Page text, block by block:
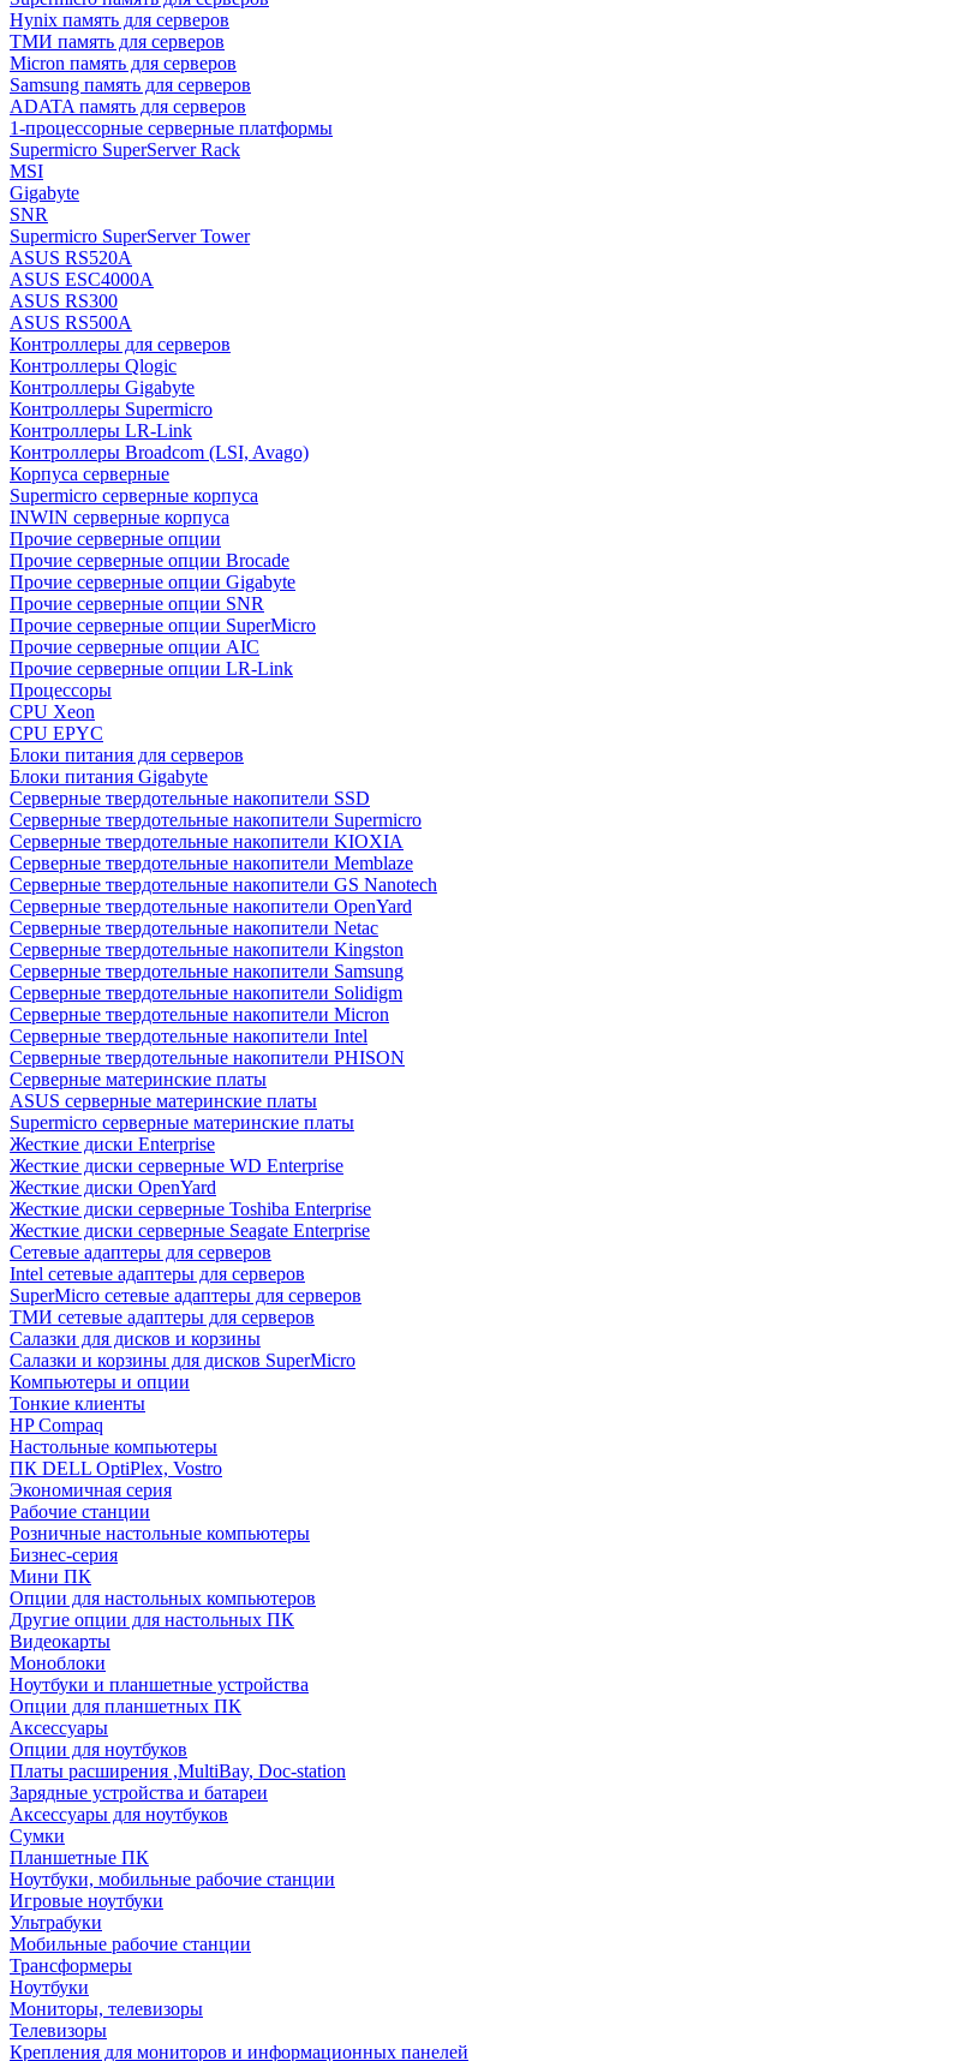
Hynix память для серверов
ТМИ память для серверов
Micron память для серверов
Samsung память для серверов
ADATA память для серверов
1-процессорные серверные платформы
Supermicro SuperServer Rack
MSI
Gigabyte
SNR
Supermicro SuperServer Tower
ASUS RS520A
ASUS ESC4000A
ASUS RS300
ASUS RS500A
Контроллеры для серверов
Контроллеры Qlogic
Контроллеры Gigabyte
Контроллеры Supermicro
Контроллеры LR-Link
Контроллеры Broadcom (LSI, Avago)
Корпуса серверные
Supermicro серверные корпуса
INWIN серверные корпуса
Прочие серверные опции
Прочие серверные опции Brocade
Прочие серверные опции Gigabyte
Прочие серверные опции SNR
Прочие серверные опции SuperMicro
Прочие серверные опции AIC
Прочие серверные опции LR-Link
Процессоры
CPU Xeon
CPU EPYC
Блоки питания для серверов
Блоки питания Gigabyte
Серверные твердотельные накопители SSD
Cерверные твердотельные накопители Supermicro
Cерверные твердотельные накопители KIOXIA
Cерверные твердотельные накопители Memblaze
Cерверные твердотельные накопители GS Nanotech
Серверные твердотельные накопители OpenYard
Серверные твердотельные накопители Netac
Cерверные твердотельные накопители Kingston
Cерверные твердотельные накопители Samsung
Cерверные твердотельные накопители Solidigm
Cерверные твердотельные накопители Micron
Cерверные твердотельные накопители Intel
Cерверные твердотельные накопители PHISON
Серверные материнские платы
ASUS серверные материнские платы
Supermicro серверные материнские платы
Жесткие диски Enterprise
Жесткие диски серверные WD Enterprise
Жесткие диски OpenYard
Жесткие диски серверные Toshiba Enterprise
Жесткие диски серверные Seagate Enterprise
Сетевые адаптеры для серверов
Intel сетевые адаптеры для серверов
SuperMicro сетевые адаптеры для серверов
ТМИ сетевые адаптеры для серверов
Салазки для дисков и корзины
Салазки и корзины для дисков SuperMicro
Компьютеры и опции
Тонкие клиенты
HP Compaq
Настольные компьютеры
ПК DELL OptiPlex, Vostro
Экономичная серия
Рабочие станции
Розничные настольные компьютеры
Бизнес-серия
Мини ПК
Опции для настольных компьютеров
Другие опции для настольных ПК
Видеокарты
Моноблоки
Ноутбуки и планшетные устройства
Опции для планшетных ПК
Аксессуары
Опции для ноутбуков
Платы расширения ,MultiBay, Doc-station
Зарядные устройства и батареи
Аксессуары для ноутбуков
Сумки
Планшетные ПК
Ноутбуки, мобильные рабочие станции
Игровые ноутбуки
Ультрабуки
Мобильные рабочие станции
Трансформеры
Ноутбуки
Мониторы, телевизоры
Телевизоры
Крепления для мониторов и информационных панелей